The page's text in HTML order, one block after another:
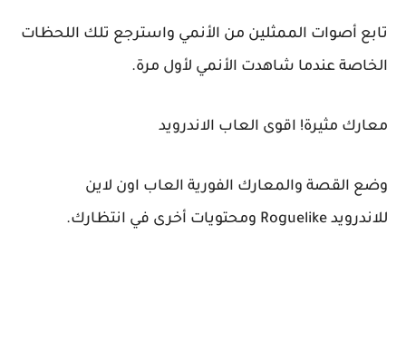
تابع أصوات الممثلين من الأنمي واسترجع تلك اللحظات
الخاصة عندما شاهدت الأنمي لأول مرة.
معارك مثيرة! اقوى العاب الاندرويد
وضع القصة والمعارك الفورية العاب اون لاين
للاندرويد Roguelike ومحتويات أخرى في انتظارك.